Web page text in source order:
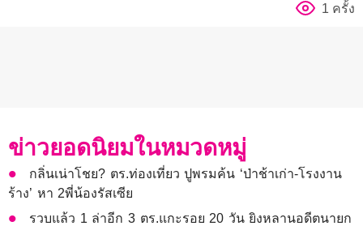
1 ครั้ง
ข่าวยอดนิยมในหมวดหมู่
กลิ่นเน่าโชย? ตร.ท่องเที่ยว ปูพรมค้น ‘ป่าช้าเก่า-โรงงาน
ร้าง’ หา 2พี่น้องรัสเซีย
รวบแล้ว 1 ล่าอีก 3 ตร.แกะรอย 20 วัน ยิงหลานอดีตนายก